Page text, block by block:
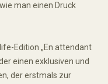
man einen Druck
Edition „En attendant
einen exklusiven und
der erstmals zur